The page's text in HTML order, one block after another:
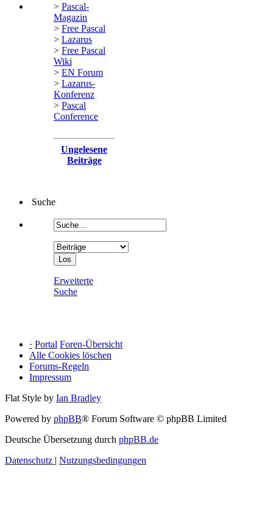
> Pascal-
Magazin
> Free Pascal
> Lazarus
> Free Pascal
Wiki
> EN Forum
> Lazarus-
Konferenz
> Pascal
Conference
Ungelesene
Beiträge
Suche
Erweiterte
Suche
· Portal Foren-Übersicht
Alle Cookies löschen
Forums-Regeln
Impressum
Flat Style by Ian Bradley
Powered by phpBB® Forum Software © phpBB Limited
Deutsche Übersetzung durch phpBB.de
Datenschutz | Nutzungsbedingungen